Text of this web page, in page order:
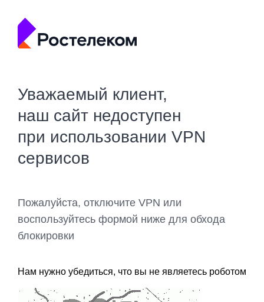
Уважаемый клиент,
наш сайт недоступен
при использовании VPN
сервисов
Пожалуйста, отключите VPN или
воспользуйтесь формой ниже для обхода
блокировки
Нам нужно убедиться, что вы не являетесь роботом